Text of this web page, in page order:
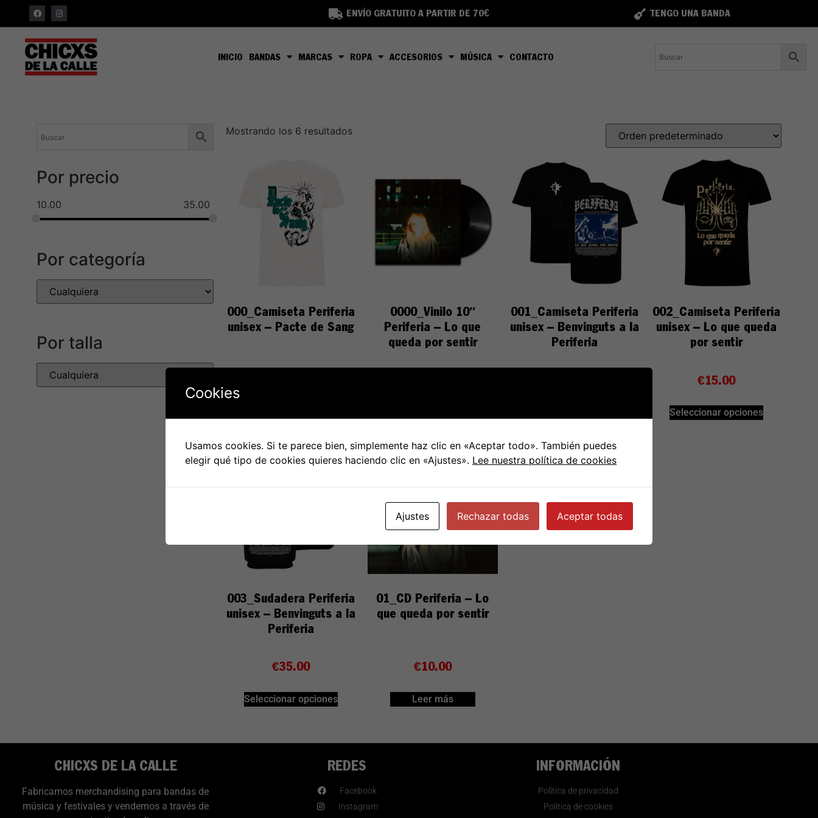
ENVÍO GRATUITO A PARTIR DE 70€ TENGO UNA BANDA
INICIO BANDAS MARCAS ROPA ACCESORIOS MÚSICA CONTACTO
Por precio
10.00 35.00
Por categoría
Por talla
Mostrando los 6 resultados
000_Camiseta Periferia
unisex – Pacte de Sang
0000_Vinilo 10″
Periferia – Lo que
queda por sentir
001_Camiseta Periferia
unisex – Benvinguts a la
Periferia
002_Camiseta Periferia
unisex – Lo que queda
por sentir
€15.00
Seleccionar opciones
003_Sudadera Periferia
unisex – Benvinguts a la
Periferia
€35.00
Seleccionar opciones
01_CD Periferia – Lo
que queda por sentir
€10.00
Leer más
CHICXS DE LA CALLE
Fabricamos merchandising para bandas de
música y festivales y vendemos a través de
REDES
Facebook
Instagram
INFORMACIÓN
Política de privacidad
Política de cookies
Cookies
Usamos cookies. Si te parece bien, simplemente haz clic en «Aceptar todo». También puedes
elegir qué tipo de cookies quieres haciendo clic en «Ajustes». Lee nuestra política de cookies
Ajustes Rechazar todas Aceptar todas